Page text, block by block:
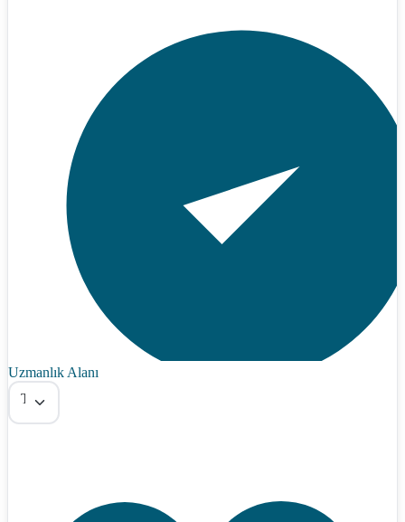
Uzmanlık Alanı
Tümü